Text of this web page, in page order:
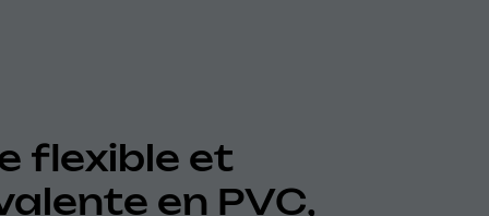
flexible et
en PVC,